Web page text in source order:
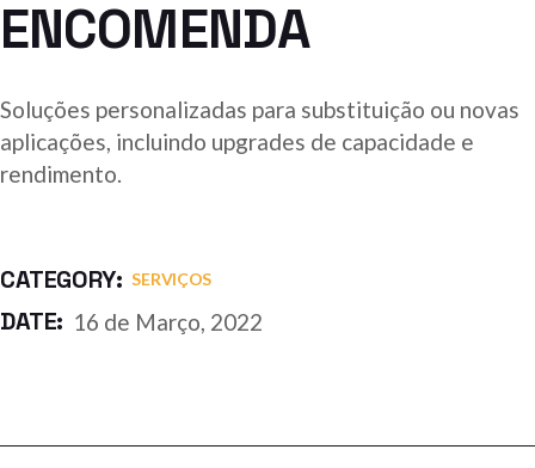
ENCOMENDA
Soluções personalizadas para substituição ou novas
aplicações, incluindo upgrades de capacidade e
rendimento.
CATEGORY: SERVIÇOS
DATE: 16 de Março, 2022